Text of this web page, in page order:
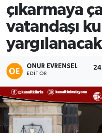
çıkarmaya
vatandaşı
yargılanacak
ONUR EVRENSEL
EDITÖR